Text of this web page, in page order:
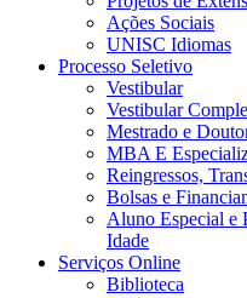
Ações Sociais
UNISC Idiomas
Processo Seletivo
Vestibular
Vestibular
Mestrado e
MBA E
Reingressos,
Bolsas e
Aluno Especial e
Idade
Serviços Online
Biblioteca